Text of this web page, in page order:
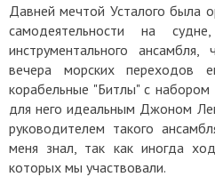
Давней мечтой Усталого была
самодеятельности на
инструментального
вечера морских переходов
корабельные "Битлы" с набором
для него идеальным Джоном
руководителем такого
меня знал, так как иногда
которых мы участвовали.